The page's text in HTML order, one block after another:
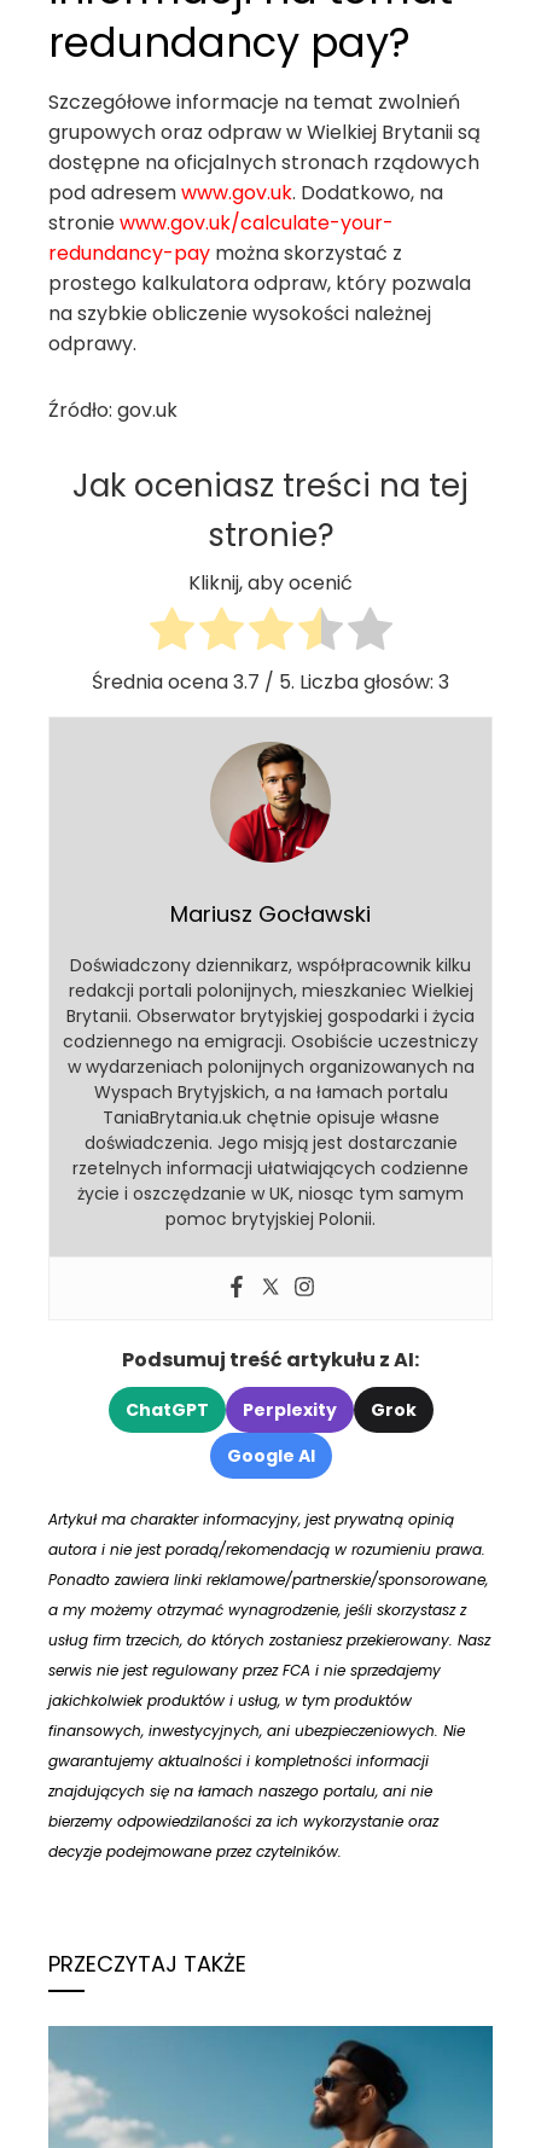
redundancy pay?
Szczegółowe informacje na temat zwolnień
grupowych oraz odpraw w Wielkiej Brytanii są
dostępne na oficjalnych stronach rządowych
pod adresemwww.gov.uk. Dodatkowo, na
stroniewww.gov.uk/calculate-your-
redundancy-pay można skorzystać z
prostego kalkulatora odpraw, który pozwala
na szybkie obliczenie wysokości należnej
odprawy.
Źródło: gov.uk
Jak oceniasz treści na tej
stronie?
Kliknij, aby ocenić
Średnia ocena3.7 / 5. Liczba głosów: 3
Mariusz Gocławski
Doświadczony dziennikarz, współpracownik kilku
redakcji portali polonijnych, mieszkaniec Wielkiej
Brytanii. Obserwator brytyjskiej gospodarki i życia
codziennego na emigracji. Osobiście uczestniczy
w wydarzeniach polonijnych organizowanych na
Wyspach Brytyjskich, a na łamach portalu
TaniaBrytania.uk chętnie opisuje własne
doświadczenia. Jego misją jest dostarczanie
rzetelnych informacji ułatwiających codzienne
życie i oszczędzanie w UK, niosąc tym samym
pomoc brytyjskiej Polonii.
Podsumuj treść artykułu z AI:
ChatGPT Perplexity
Grok
Google AI
Artykuł ma charakter informacyjny, jest prywatną opinią
autora i nie jest poradą/rekomendacją w rozumieniu prawa.
Ponadto zawiera linki reklamowe/partnerskie/sponsorowane,
a my możemy otrzymać wynagrodzenie, jeśli skorzystasz z
usług firm trzecich, do których zostaniesz przekierowany. Nasz
serwis nie jest regulowany przez FCA i nie sprzedajemy
jakichkolwiek produktów i usług, w tym produktów
finansowych, inwestycyjnych, ani ubezpieczeniowych. Nie
gwarantujemy aktualności i kompletności informacji
znajdujących się na łamach naszego portalu, ani nie
bierzemy odpowiedzilaności za ich wykorzystanie oraz
decyzje podejmowane przez czytelników.
PRZECZYTAJ TAKŻE